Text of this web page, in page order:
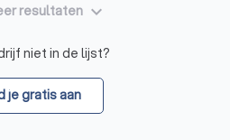
resultaten keyboard_arrow_down
niet in de lijst?
je gratis aan